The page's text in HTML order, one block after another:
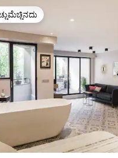
ಅಚ್ಚುಮೆಚ್ಚಿನದು